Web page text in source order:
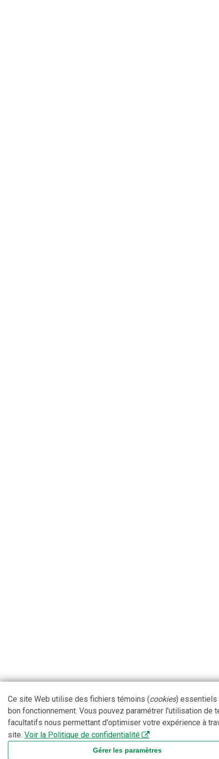
Ce site Web utilise des fichiers témoins (cookies) essentiels
bon fonctionnement. Vous pouvez paramétrer l'utilisation de
facultatifs nous permettant d'optimiser votre expérience à
site. Voir la Politique de confidentialité
Gérer les paramètres